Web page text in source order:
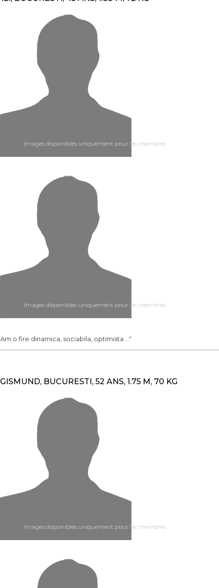
Images disponibles uniquement pour les membres
Images disponibles uniquement pour les membres
Am o fire dinamica, sociabila, optimista ..."
BUCURESTI, 52 ANS, 1.75 M, 70 KG
Images disponibles uniquement pour les membres